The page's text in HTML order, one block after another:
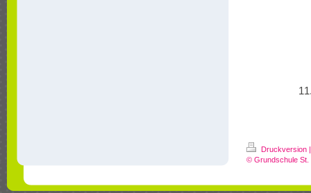
Druckversion |
© Grundschule St.